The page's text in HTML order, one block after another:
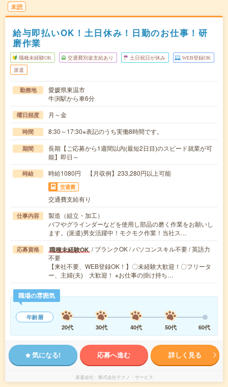
未読
給与即払いOK！土日休み！日勤のお仕事！研
磨作業
職種未経験OK 交通費別途支給あり 土日祝日が休み WEB登録OK
派遣
勤務地
愛媛県東温市
牛渕駅から車6分
曜日頻度 月～金
時間 8:30～17:30※表記のうち実働8時間です。
期間
長期【ご応募から1週間以内(最短2日目)のスピード就業が可
能】即日～
時給 時給1080円 【月収例】233,280円以上可能
交通費
交通費支給有り
仕事内容
製造（組立・加工）
バフやグラインダーなどを使用し部品の磨く作業をお願いし
ます。(派遣)男女活躍中！モクモク作業！当社ス…
応募資格 職種未経験OK / ブランクOK / パソコンスキル不要 / 英語力
不要
【来社不要、WEB登録OK！】〇未経験大歓迎！〇フリータ
ー、主婦(夫) 大歓迎！ ※お仕事の掛け持ち…
職場の雰囲気
年齢層
20代
30代 40代 50代 60代
気になる! 応募へ進む 詳しく見る
派遣会社 株式会社テクノ・サービス